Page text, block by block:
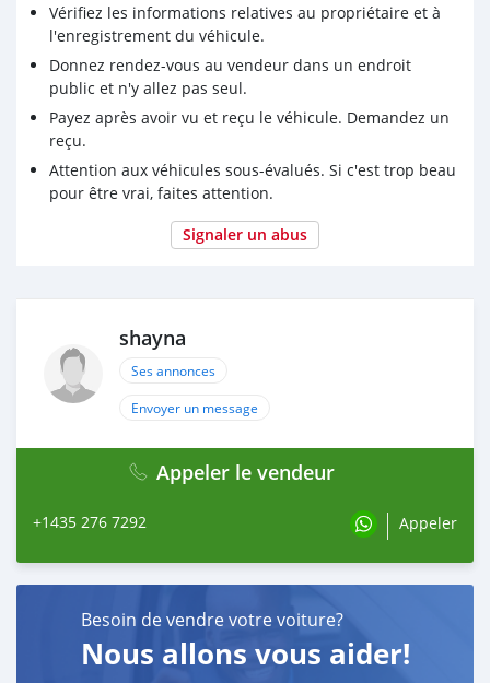
Vérifiez les informations relatives au propriétaire et à
l'enregistrement du véhicule.
Donnez rendez-vous au vendeur dans un endroit
public et n'y allez pas seul.
Payez après avoir vu et reçu le véhicule. Demandez un
reçu.
Attention aux véhicules sous-évalués. Si c'est trop beau
pour être vrai, faites attention.
Signaler un abus
shayna
Ses annonces
Envoyer un message
Appeler le vendeur
+1435 276 7292 Appeler
Besoin de vendre votre voiture?
Nous allons vous aider!